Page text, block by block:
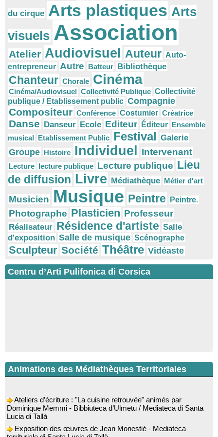
du cirque Arts plastiques Arts
visuels Association
Atelier Audiovisuel Auteur Auto-
entrepreneur Autre Batteur Bibliothèque
Chanteur Chorale Cinéma
Cinéma/Audiovisuel Collectivité Publique Collectivité
publique / Etablissement public Compagnie
Compositeur Conférence Costumier Créatrice
Danse Danseur Ecole Editeur Éditeur Ensemble
musical Etablissement Public Festival Galerie
Groupe Histoire Individuel Intervenant
Lecture lecture publique Lecture publique Lieu
de diffusion Livre Médiathèque Métier d'art
Musicien Musique Peintre Peintre.
Photographe Plasticien Professeur
Réalisateur Résidence d'artiste Salle
d'exposition Salle de musique Scénographe
Sculpteur Société Théâtre Vidéaste
Centru d’Arti Pulifonica di Corsica
Animations des Médiathèques Territoriales
Dominique Memmi - Bibbiuteca d’Ulmetu / Mediateca di Santa
Lucia di Tallà
territuriale di Santa Lucia di Tallà